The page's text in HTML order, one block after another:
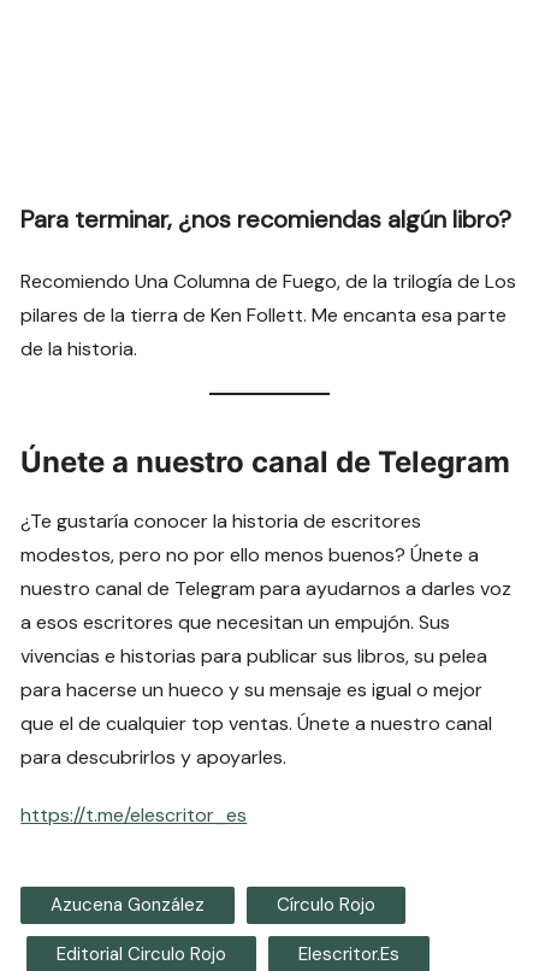
Para terminar, ¿nos recomiendas algún libro?
Recomiendo Una Columna de Fuego, de la trilogía de Los
pilares de la tierra de Ken Follett. Me encanta esa parte
de la historia.
Únete a nuestro canal de Telegram
¿Te gustaría conocer la historia de escritores
modestos, pero no por ello menos buenos? Únete a
nuestro canal de Telegram para ayudarnos a darles voz
a esos escritores que necesitan un empujón. Sus
vivencias e historias para publicar sus libros, su pelea
para hacerse un hueco y su mensaje es igual o mejor
que el de cualquier top ventas. Únete a nuestro canal
para descubrirlos y apoyarles.
https://t.me/elescritor_es
Azucena González Círculo Rojo
Editorial Circulo Rojo Elescritor.es